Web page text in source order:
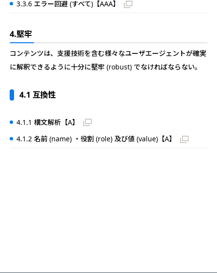
3.3.6 エラー回避 (すべて)【AAA】
4.堅牢
コンテンツは、支援技術を含む様々なユーザエージェントが確実
に解釈できるように十分に堅牢 (robust) でなければならない。
4.1 互換性
4.1.1 構文解析【A】
4.1.2 名前 (name) ・役割 (role) 及び値 (value)【A】